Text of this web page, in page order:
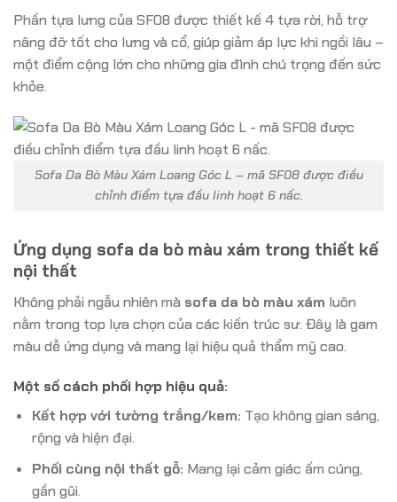
Phần tựa lưng của SF08 được thiết kế 4 tựa rời, hỗ trợ
nâng đỡ tốt cho lưng và cổ, giúp giảm áp lực khi ngồi lâu –
một điểm cộng lớn cho những gia đình chú trọng đến sức
khỏe.
Sofa Da Bò Màu Xám Loang Góc L – mã SF08 được điều
chỉnh điểm tựa đầu linh hoạt 6 nấc.
Ứng dụng sofa da bò màu xám trong thiết kế
nội thất
Không phải ngẫu nhiên mà sofa da bò màu xám luôn
nằm trong top lựa chọn của các kiến trúc sư. Đây là gam
màu dễ ứng dụng và mang lại hiệu quả thẩm mỹ cao.
Một số cách phối hợp hiệu quả:
Kết hợp với tường trắng/kem: Tạo không gian sáng,
rộng và hiện đại.
Phối cùng nội thất gỗ: Mang lại cảm giác ấm cúng,
gần gũi.